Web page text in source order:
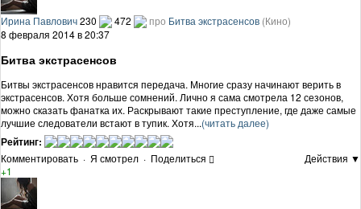
Ирина Павлович230 472 про Битва экстрасенсов (Кино)
8 февраля 2014 в 20:37
Битва экстрасенсов
Битвы экстрасенсов нравится передача. Многие сразу начинают верить в
экстрасенсов. Хотя больше сомнений. Лично я сама смотрела 12 сезонов,
можно сказать фанатка их. Раскрывают такие преступление, где даже самые
лучшие следователи встают в тупик. Хотя...(читать далее)
Рейтинг:
Комментировать · Я смотрел · Поделиться
Действия ▼
+1